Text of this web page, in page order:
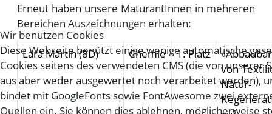
Erneut haben unsere MaturantInnen in mehreren
Bereichen Auszeichnungen erhalten:
Lara Martin (8D) Chemie 1. Platz
von
Natur-
Wir benutzen Cookies
Diese Webseite benützt einige wenige automatische
Cookies seitens des verwendeten CMS (die von unserer
aus aber weder ausgewertet noch verarbeitet werden),
bindet mit GoogleFonts sowie FontAwesome zwei
Quellen ein. Sie können dies ablehnen, möglicherweise